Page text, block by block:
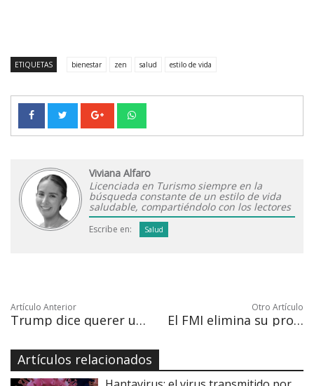
ETIQUETAS bienestar zen salud estilo de vida
Viviana Alfaro
Licenciada en Turismo siempre en la
búsqueda constante de un estilo de vida
saludable, compartiéndolo con los lectores
Escribe en: Salud
Artículo Anterior
Trump dice querer una Europa "fuerte" y desvincula a EEUU de crisis en Libia
Otro Artículo
El FMI elimina su promesa de luchar contra el proteccionismo
Artículos relacionados